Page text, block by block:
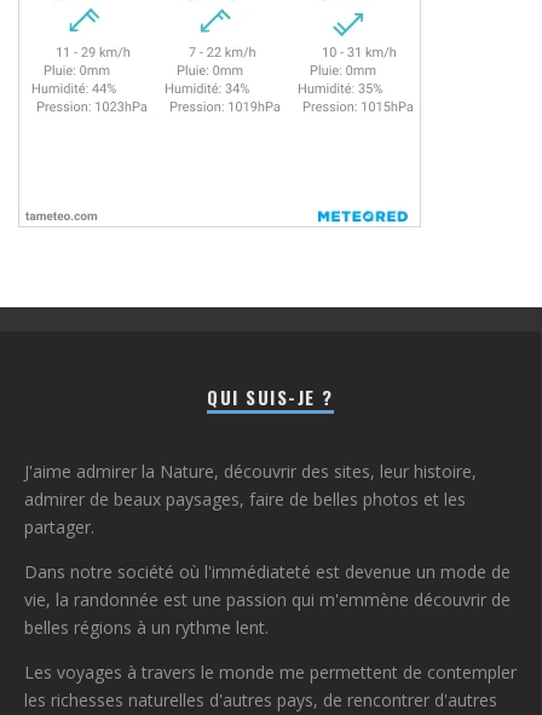
QUI SUIS-JE ?
J'aime admirer la Nature, découvrir des sites, leur histoire,
admirer de beaux paysages, faire de belles photos et les
partager.
Dans notre société où l'immédiateté est devenue un mode de
vie, la randonnée est une passion qui m'emmène découvrir de
belles régions à un rythme lent.
Les voyages à travers le monde me permettent de contempler
les richesses naturelles d'autres pays, de rencontrer d'autres